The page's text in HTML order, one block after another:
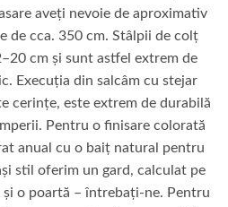
aveți nevoie de aproximativ
de cca. 350 cm. Stâlpii de colț
cm și sunt astfel extrem de
Execuția din salcâm cu stejar
cerințe, este extrem de durabilă
Pentru o finisare colorată
anual cu o baiț natural pentru
stil oferim un gard, calculat pe
o poartă – întrebați-ne. Pentru